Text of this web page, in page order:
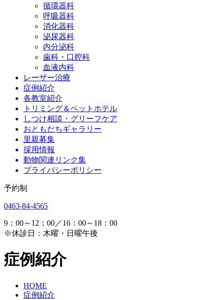
循環器科
呼吸器科
消化器科
泌尿器科
内分泌科
歯科・口腔科
血液内科
レーザー治療
症例紹介
各教室紹介
トリミング＆ペットホテル
しつけ相談・グリーフケア
おともだちギャラリー
里親募集
採用情報
動物関連リンク集
プライバシーポリシー
予約制
0463-84-4565
9：00～12：00／16：00～18：00
※休診日：木曜・日曜午後
症例紹介
HOME
症例紹介